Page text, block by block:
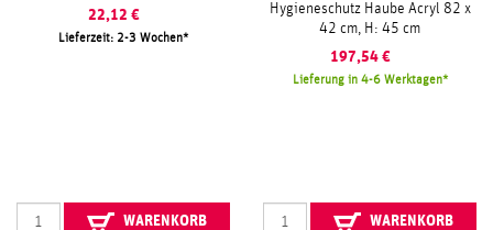
22,12 €
Lieferzeit: 2-3 Wochen
WARENKORB
Hygieneschutz Haube Acryl 82 x
42 cm, H: 45 cm
197,54 €
Lieferung in 4-6 Werktagen
WARENKORB